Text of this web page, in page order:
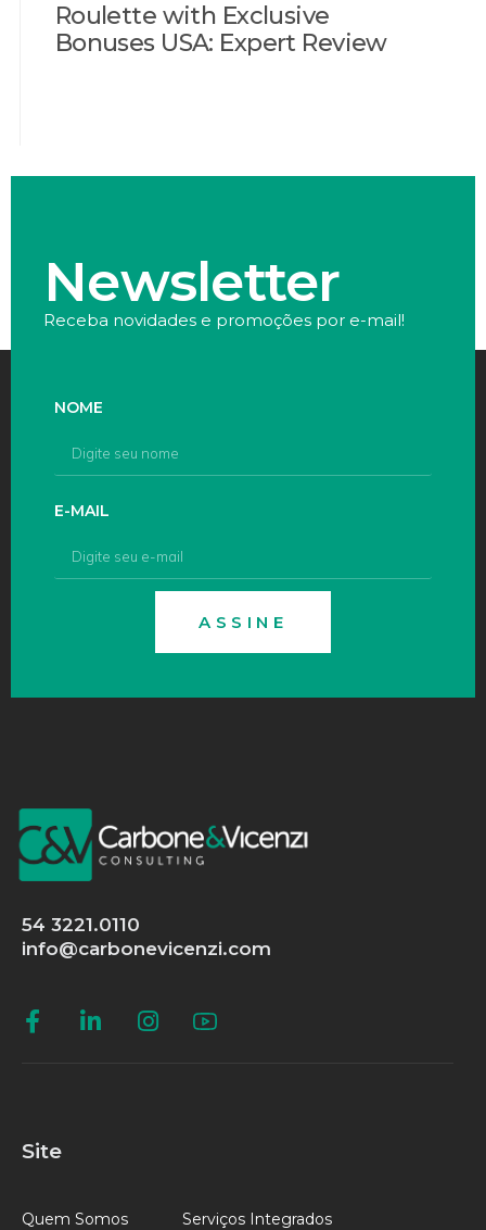
Roulette with Exclusive
Bonuses USA: Expert Review
Newsletter
Receba novidades e promoções por e-mail!
NOME
E-MAIL
ASSINE
54 3221.0110
info@carbonevicenzi.com
Site
Quem Somos
Serviços Integrados